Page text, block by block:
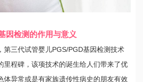
因检测的作用与意义
三代试管婴儿PGS/PGD基因检测技术
里程碑，该项技术的诞生给人们带来了优
体异常或是有家族遗传性病史的朋友有效